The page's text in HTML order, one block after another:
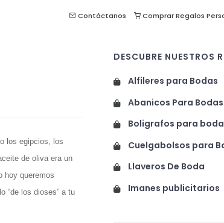
Contáctanos Comprar Regalos
los egipcios, los
de oliva era un
hoy queremos
“de los dioses” a tu
DESCUBRE NUESTROS
Alfileres para Bodas
Abanicos Para Bodas
Boligrafos para
Cuelgabolsos para
Llaveros De Boda
Imanes publicitarios